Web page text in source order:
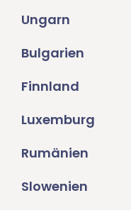
Ungarn
Bulgarien
Finnland
Luxemburg
Rumänien
Slowenien